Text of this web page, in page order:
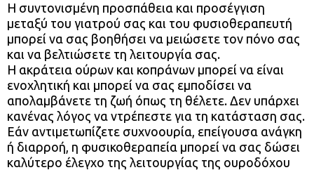
Η συντονισμένη προσπάθεια και προσέγγιση
μεταξύ του γιατρού σας και του φυσιοθεραπευτή
μπορεί να σας βοηθήσει να μειώσετε τον πόνο σας
και να βελτιώσετε τη λειτουργία σας.
Η ακράτεια ούρων και κοπράνων μπορεί να είναι
ενοχλητική και μπορεί να σας εμποδίσει να
απολαμβάνετε τη ζωή όπως τη θέλετε. Δεν υπάρχει
κανένας λόγος να ντρέπεστε για τη κατάσταση σας.
Εάν αντιμετωπίζετε συχνοουρία, επείγουσα ανάγκη
ή διαρροή, η φυσικοθεραπεία μπορεί να σας δώσει
καλύτερο έλεγχο της λειτουργίας της ουροδόχου